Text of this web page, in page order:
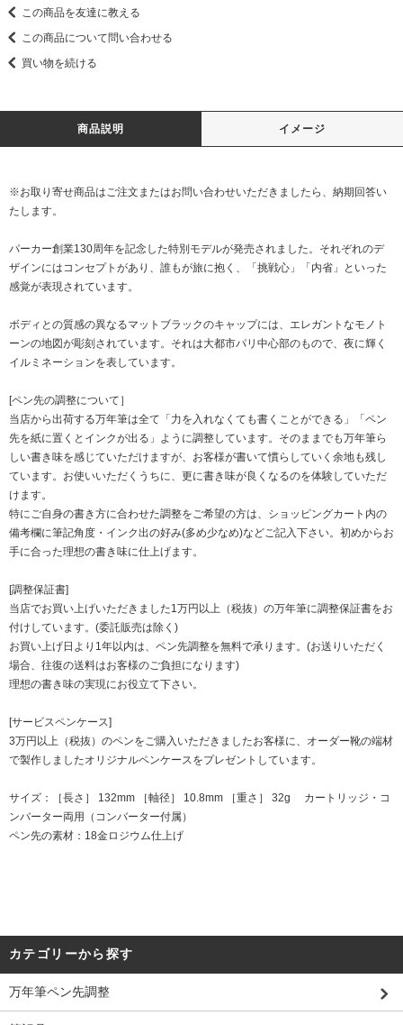
この商品を友達に教える
この商品について問い合わせる
買い物を続ける
商品説明 イメージ
※お取り寄せ商品はご注文またはお問い合わせいただきましたら、納期回答い
たします。
パーカー創業130周年を記念した特別モデルが発売されました。それぞれのデ
ザインにはコンセプトがあり、誰もが旅に抱く、「挑戦心」「内省」といった
感覚が表現されています。
ボディとの質感の異なるマットブラックのキャップには、エレガントなモノト
ーンの地図が彫刻されています。それは大都市パリ中心部のもので、夜に輝く
イルミネーションを表しています。
[ペン先の調整について］
当店から出荷する万年筆は全て「力を入れなくても書くことができる」「ペン
先を紙に置くとインクが出る」ように調整しています。そのままでも万年筆ら
しい書き味を感じていただけますが、お客様が書いて慣らしていく余地も残し
ています。お使いいただくうちに、更に書き味が良くなるのを体験していただ
けます。
特にご自身の書き方に合わせた調整をご希望の方は、ショッピングカート内の
備考欄に筆記角度・インク出の好み(多め少なめ)などご記入下さい。初めからお
手に合った理想の書き味に仕上げます。
[調整保証書]
当店でお買い上げいただきました1万円以上（税抜）の万年筆に調整保証書をお
付けしています。(委託販売は除く)
お買い上げ日より1年以内は、ペン先調整を無料で承ります。(お送りいただく
場合、往復の送料はお客様のご負担になります)
理想の書き味の実現にお役立て下さい。
[サービスペンケース]
3万円以上（税抜）のペンをご購入いただきましたお客様に、オーダー靴の端材
で製作しましたオリジナルペンケースをプレゼントしています。
サイズ：［長さ］ 132mm ［軸径］ 10.8mm ［重さ］ 32g カートリッジ・コ
ンバーター両用（コンバーター付属）
ペン先の素材：18金ロジウム仕上げ
カテゴリーから探す
万年筆ペン先調整